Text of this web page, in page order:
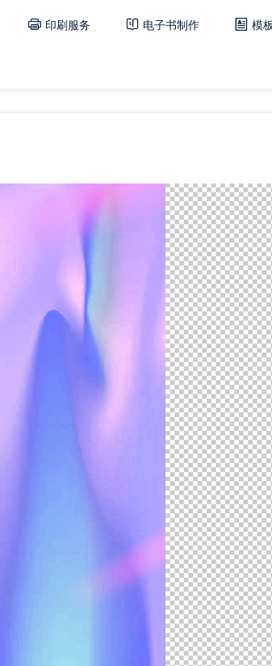
印刷服务 电子书制作 模